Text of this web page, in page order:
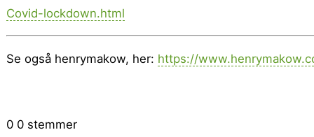
Covid-lockdown.html
Se også henrymakow, her: https://
0 0 stemmer